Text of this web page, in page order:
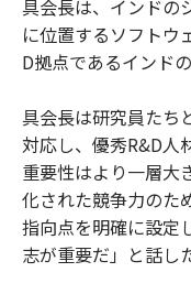
具会長は、インドの
に位置するソフトウ
D拠点であるインド
具会長は研究員たち
対応し、優秀R&D人
重要性はより一層大
化された競争力のた
指向点を明確に設定
志が重要だ」と話し